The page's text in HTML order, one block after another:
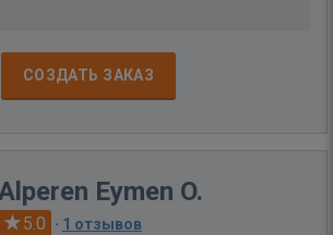
СОЗДАТЬ ЗАКАЗ
Eymen O.
5.0 · 1 отзывов